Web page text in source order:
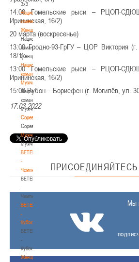
3х3
Национальная
команда.
Женщины
Национальная
команда.
Женщины
Национальная
команда.
Мужчины
Национальная
команда.
Мужчины
Соревнования
Соревнования
Мужчины
Мужчины
BETERA
-
Чемпионат
BETERA
-
Чемпионат
BETERA
-
Кубок
BETERA
-
Кубок
Женщины
14:00 Гомельские рыси – РЦОП-
Ирининская, 16/2)
20 марта (воскресенье)
13:00 Гродно-93-ГрГУ – ЦОР Виктория (г.
18/1)
13:00 Гомельские рыси – РЦОП-
Ирининская, 16/2)
15:00 Рубон – Борисфен (г. Могилёв, ул.
17.03.2022
ПРИСОЕДИНЯЙТЕСЬ
Мы